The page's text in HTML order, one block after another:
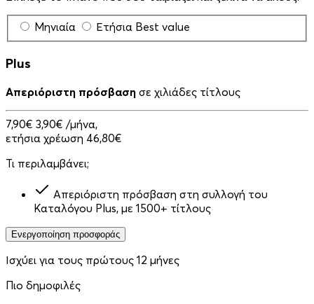
Μηνιαία Ετήσια Best value
Plus
Απεριόριστη πρόσβαση σε χιλιάδες τίτλους
7,90€ 3,90€ /μήνα,
ετήσια χρέωση 46,80€
Τι περιλαμβάνει;
Απεριόριστη πρόσβαση στη συλλογή του
Καταλόγου Plus, με 1500+ τίτλους
Ενεργοποίηση προσφοράς
Ισχύει για τους πρώτους 12 μήνες
Πιο δημοφιλές